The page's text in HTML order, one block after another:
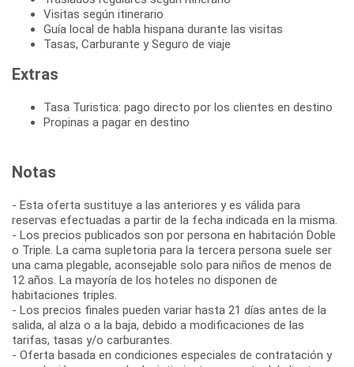
Visitas según itinerario
Guía local de habla hispana durante las visitas
Tasas, Carburante y Seguro de viaje
Extras
Tasa Turistica: pago directo por los clientes en destino
Propinas a pagar en destino
Notas
- Esta oferta sustituye a las anteriores y es válida para
reservas efectuadas a partir de la fecha indicada en la misma.
- Los precios publicados son por persona en habitación Doble
o Triple. La cama supletoria para la tercera persona suele ser
una cama plegable, aconsejable solo para niños de menos de
12 años. La mayoría de los hoteles no disponen de
habitaciones triples.
- Los precios finales pueden variar hasta 21 días antes de la
salida, al alza o a la baja, debido a modificaciones de las
tarifas, tasas y/o carburantes.
- Oferta basada en condiciones especiales de contratación y